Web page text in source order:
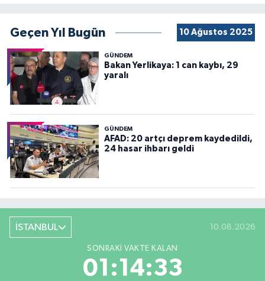
Geçen Yıl Bugün 10 Ağustos 2025
GÜNDEM
Bakan Yerlikaya: 1 can kaybı, 29
yaralı
GÜNDEM
AFAD: 20 artçı deprem kaydedildi,
24 hasar ihbarı geldi
İSTANBUL 10.08.2026
SONRAKI VAKTE KALAN
01:14:31